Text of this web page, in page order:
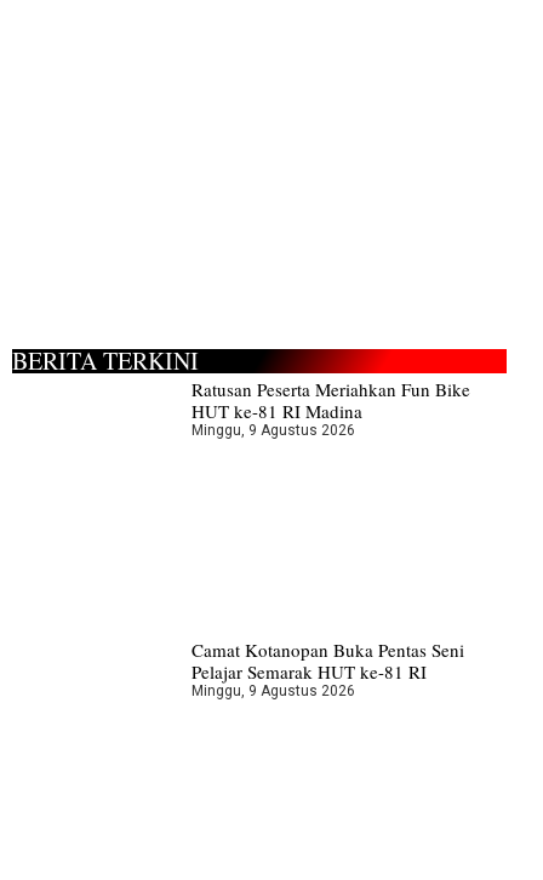
BERITA TERKINI
Ratusan Peserta Meriahkan Fun Bike
HUT ke-81 RI Madina
Minggu, 9 Agustus 2026
Camat Kotanopan Buka Pentas Seni
Pelajar Semarak HUT ke-81 RI
Minggu, 9 Agustus 2026